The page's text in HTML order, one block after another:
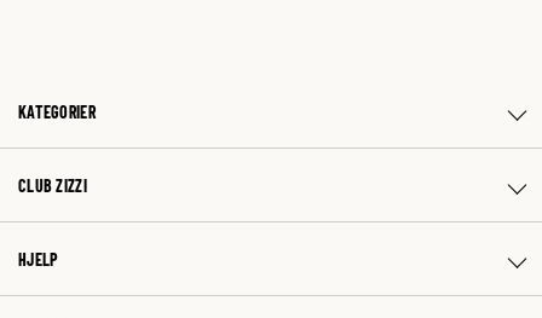
KATEGORIER
CLUB ZIZZI
HJELP